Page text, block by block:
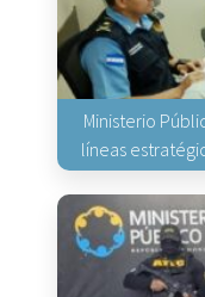
Ministerio
líneas